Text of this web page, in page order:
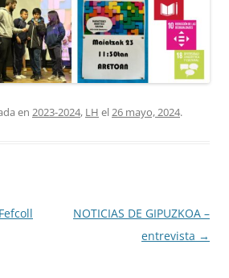
en 2023-2024, LH el26 mayo, 2024.
NOTICIAS DE GIPUZKOA –
entrevista →